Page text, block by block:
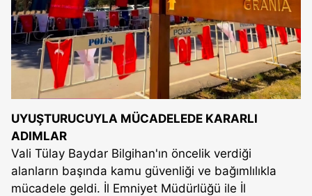
UYUŞTURUCUYLA MÜCADELEDE KARARLI
ADIMLAR
Vali Tülay Baydar Bilgihan'ın öncelik verdiği
alanların başında kamu güvenliği ve bağımlılıkla
mücadele geldi. İl Emniyet Müdürlüğü ile İl